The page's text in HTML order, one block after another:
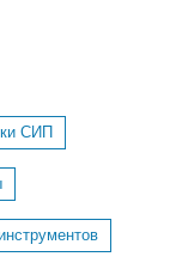
СИП